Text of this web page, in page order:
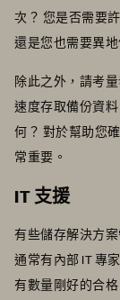
次？ 您是否需要
還是您也需要異地
除此之外，請考
速度存取備份資
何？ 對於幫助您
常重要。
IT 支援
有些儲存解決方
通常有內部 IT 專
有數量剛好的合